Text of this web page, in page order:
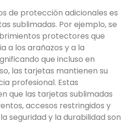
de protección adicionales es
sublimadas. Por ejemplo, se
protectores que
a los arañazos y a la
que incluso en
las tarjetas mantienen su
profesional. Estas
que las tarjetas sublimadas
accesos restringidos y
seguridad y la durabilidad son